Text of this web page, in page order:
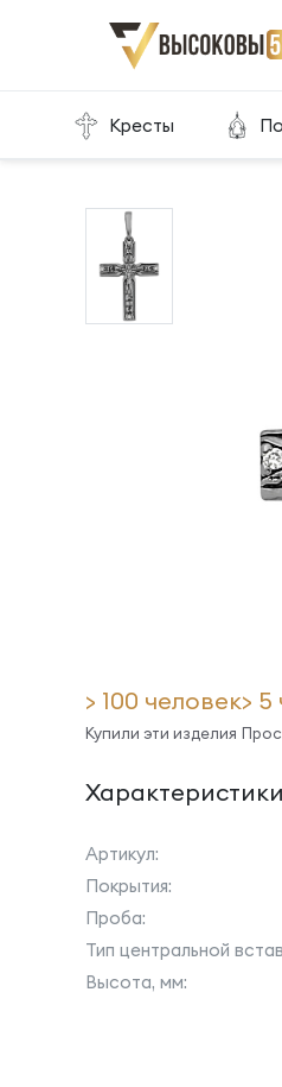
Кресты
Главная Склад
> 100 человек
Купили эти изделия
>
Характеристики
Артикул:
Покрытия:
Проба:
Тип центральной
Высота, мм: